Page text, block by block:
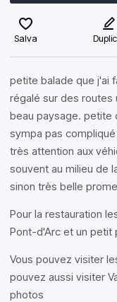
Salva
petite balade que j'ai
régalé sur des routes
beau paysage. petite
sympa pas
très attention aux
souvent au milieu de
sinon très belle
Pour la restauration
Pont-d'Arc et un petit
Vous pouvez visiter
pouvez aussi visiter
photos